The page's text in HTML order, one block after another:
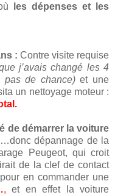
les dépenses et les
: Contre visite requise
j’avais changé les 4
de chance)et une
un nettoyage moteur :
de démarrer la voiture
dépannage de la
Peugeot, qui croit
de la clef de contact
en commander une
, et en effet la voiture